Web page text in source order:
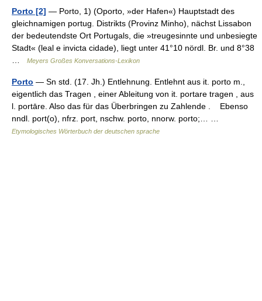
Porto [2] — Porto, 1) (Oporto, »der Hafen«) Hauptstadt des
gleichnamigen portug. Distrikts (Provinz Minho), nächst Lissabon
der bedeutendste Ort Portugals, die »treugesinnte und unbesiegte
Stadt« (leal e invicta cidade), liegt unter 41°10 nördl. Br. und 8°38
Meyers Großes Konversations-Lexikon
Porto — Sn std. (17. Jh.) Entlehnung. Entlehnt aus it. porto m.,
eigentlich das Tragen , einer Ableitung von it. portare tragen , aus
l. portāre. Also das für das Überbringen zu Zahlende . Ebenso
nndl. port(o), nfrz. port, nschw. porto, nnorw. porto;… …
Etymologisches Wörterbuch der deutschen sprache